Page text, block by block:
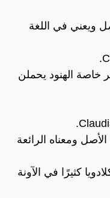
ويعني في اللغة
خاصة الهنود يحملن
ومعناه الرائعة
كثيرًا في الآونة